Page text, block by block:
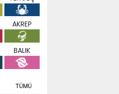
AKREP
BALIK
TÜMÜ